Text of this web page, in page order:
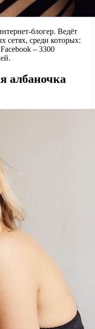
блогер. Ведёт
сетях, среди которых:
– 3300
албаночка